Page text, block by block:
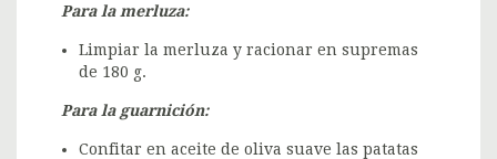
Para la merluza:
Limpiar la merluza y racionar en supremas
de 180 g.
Para la guarnición:
Confitar en aceite de oliva suave las patatas